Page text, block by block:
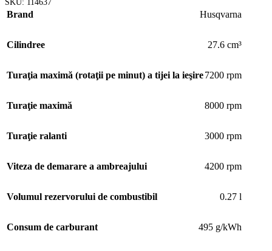
Brand Husqvarna
Cilindree 27.6 cm³
Turaţia maximă (rotaţii pe minut) a tijei la ieşire7200 rpm
Turaţie maximă 8000 rpm
Turaţie ralanti 3000 rpm
Viteza de demarare a ambreajului 4200 rpm
Volumul rezervorului de combustibil 0.27 l
Consum de carburant 495 g/kWh